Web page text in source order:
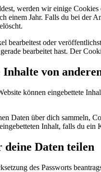
werden wir einige
einem Jahr. Falls du bei der
bearbeitest oder
bearbeitet hast. Der
von
können eingebettete
Daten über dich sammeln,
Inhalt, falls du ein
Daten teilen
des Passworts